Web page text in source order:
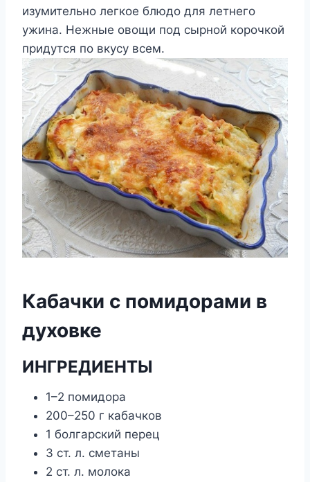
изумительно легкое блюдо для летнего
ужина. Нежные овощи под сырной корочкой
придутся по вкусу всем.
Кабачки с помидорами в
духовке
ИНГРЕДИЕНТЫ
1–2 помидора
200–250 г кабачков
1 болгарский перец
3 ст. л. сметаны
2 ст. л. молока